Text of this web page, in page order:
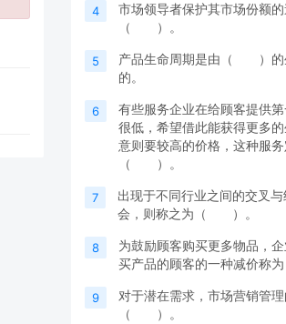
4
市场领导者保护其市场份额
（ ）。
5
产品生命周期是由（ ）的
的。
6
有些服务企业在给顾客提供
很低，希望借此能获得更多
意则要较高的价格，这种服
（ ）。
7
出现于不同行业之间的交叉
会，则称之为（ ）。
8
为鼓励顾客购买更多物品，
买产品的顾客的一种减价
9
对于潜在需求，市场营销管
（ ）。